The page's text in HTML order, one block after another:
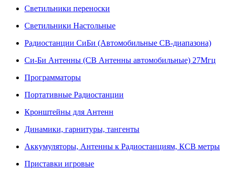
Светильники переноски
Светильники Настольные
Радиостанции СиБи (Автомобильные СВ-диапазона)
Си-Би Антенны (СВ Антенны автомобильные) 27Мгц
Программаторы
Портативные Радиостанции
Кронштейны для Антенн
Динамики, гарнитуры, тангенты
Аккумуляторы, Антенны к Радиостанциям, КСВ метры
Приставки игровые